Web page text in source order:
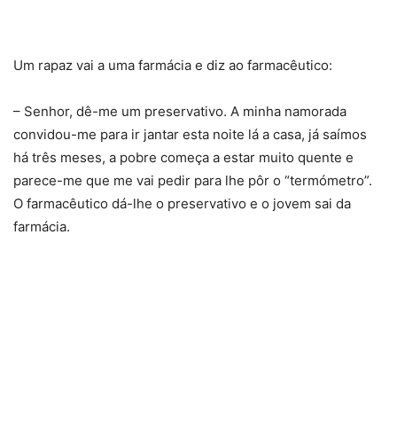
Um rapaz vai a uma farmácia e diz ao farmacêutico:
– Senhor, dê-me um preservativo. A minha namorada
convidou-me para ir jantar esta noite lá a casa, já saímos
há três meses, a pobre começa a estar muito quente e
parece-me que me vai pedir para lhe pôr o “termómetro”.
O farmacêutico dá-lhe o preservativo e o jovem sai da
farmácia.